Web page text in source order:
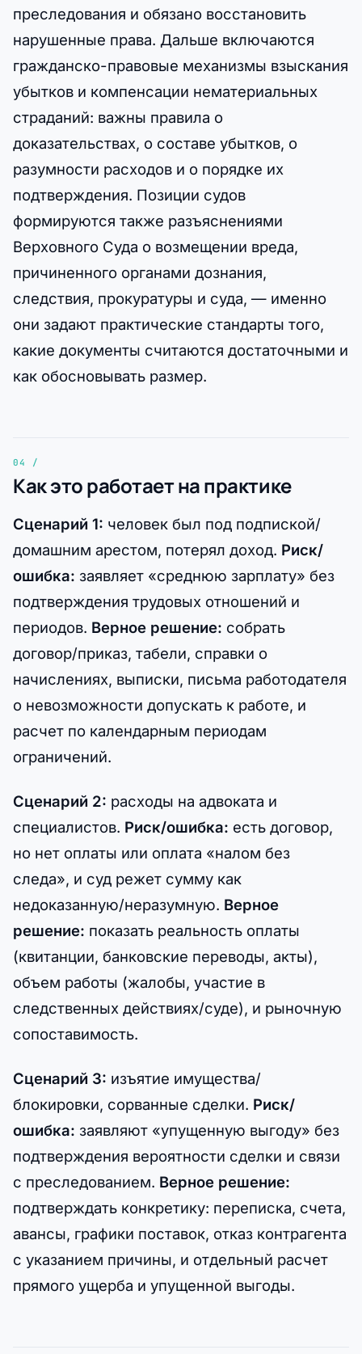
преследования и обязано восстановить
нарушенные права. Дальше включаются
гражданско-правовые механизмы взыскания
убытков и компенсации нематериальных
страданий: важны правила о
доказательствах, о составе убытков, о
разумности расходов и о порядке их
подтверждения. Позиции судов
формируются также разъяснениями
Верховного Суда о возмещении вреда,
причиненного органами дознания,
следствия, прокуратуры и суда, — именно
они задают практические стандарты того,
какие документы считаются достаточными и
как обосновывать размер.
Как это работает на практике
Сценарий 1: человек был под подпиской/
домашним арестом, потерял доход. Риск/
ошибка: заявляет «среднюю зарплату» без
подтверждения трудовых отношений и
периодов. Верное решение: собрать
договор/приказ, табели, справки о
начислениях, выписки, письма работодателя
о невозможности допускать к работе, и
расчет по календарным периодам
ограничений.
Сценарий 2: расходы на адвоката и
специалистов. Риск/ошибка: есть договор,
но нет оплаты или оплата «налом без
следа», и суд режет сумму как
недоказанную/неразумную. Верное
решение: показать реальность оплаты
(квитанции, банковские переводы, акты),
объем работы (жалобы, участие в
следственных действиях/суде), и рыночную
сопоставимость.
Сценарий 3: изъятие имущества/
блокировки, сорванные сделки. Риск/
ошибка: заявляют «упущенную выгоду» без
подтверждения вероятности сделки и связи
с преследованием. Верное решение:
подтверждать конкретику: переписка, счета,
авансы, графики поставок, отказ контрагента
с указанием причины, и отдельный расчет
прямого ущерба и упущенной выгоды.